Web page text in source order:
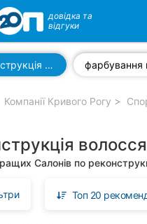
довідка та
відгуки
реконструкція волосся
Компанії Кривого Рогу
Салонів по
Топ 20